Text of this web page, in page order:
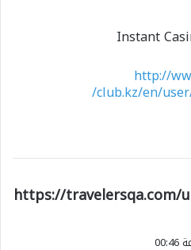
Instant
http://
club.kz/en/
https://travelersqa.com/